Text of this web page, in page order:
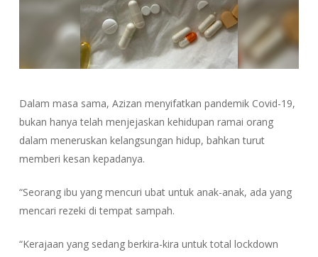
Dalam masa sama, Azizan menyifatkan pandemik Covid-19,
bukan hanya telah menjejaskan kehidupan ramai orang
dalam meneruskan kelangsungan hidup, bahkan turut
memberi kesan kepadanya.
“Seorang ibu yang mencuri ubat untuk anak-anak, ada yang
mencari rezeki di tempat sampah.
“Kerajaan yang sedang berkira-kira untuk total lockdown